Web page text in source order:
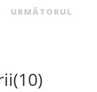
URMĂTORUL